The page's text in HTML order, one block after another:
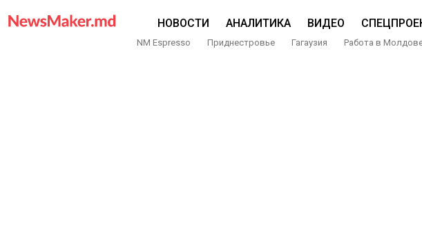
НОВОСТИ АНАЛИТИКА ВИДЕО
NM Espresso Приднестровье Гагаузия Работа в